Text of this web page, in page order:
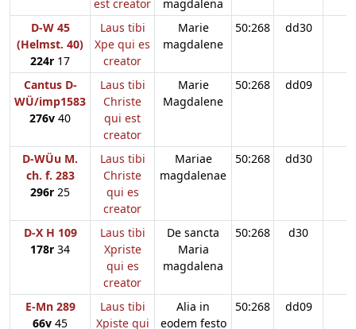
est creator
magdalena
D-W 45
(Helmst. 40)
224r 17
Laus tibi
Xpe qui es
creator
Marie
magdalene
50:268 dd30
Cantus D-
WÜ/imp1583
276v 40
Laus tibi
Christe
qui est
creator
Marie
Magdalene
50:268 dd09
D-WÜu M.
ch. f. 283
296r 25
Laus tibi
Christe
qui es
creator
Mariae
magdalenae
50:268 dd30
D-X H 109
178r 34
Laus tibi
Xpriste
qui es
creator
De sancta
Maria
magdalena
50:268 d30
E-Mn 289
66v 45
Laus tibi
Xpiste qui
Alia in
eodem festo
50:268 dd09